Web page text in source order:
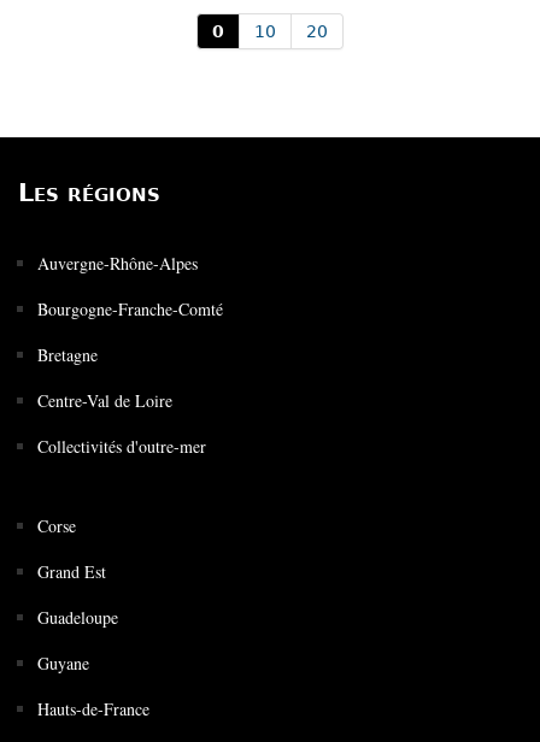
0 10 20
Les régions
Auvergne-Rhône-Alpes
Bourgogne-Franche-Comté
Bretagne
Centre-Val de Loire
Collectivités d'outre-mer
Corse
Grand Est
Guadeloupe
Guyane
Hauts-de-France